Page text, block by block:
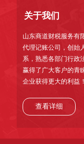
关于我们
山东商道财税服务有
代理记账公司，创始
系，熟悉各部门行政
赢得了广大客户的青
企业获得更大的利益！
查看详细